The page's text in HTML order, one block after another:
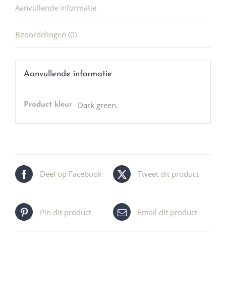
Aanvullende informatie
Beoordelingen (0)
Aanvullende informatie
Product kleur Dark green.
Deel op Facebook Tweet dit product
Pin dit product Email dit product